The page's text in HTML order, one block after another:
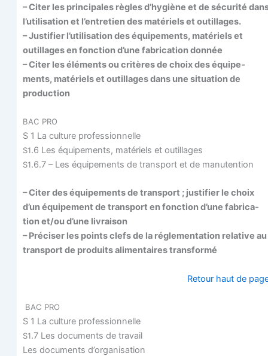
– Citer les prin­ci­pales règles d’hygiène et de sécu­ri­té
l’utilisation et l’entretien des maté­riels et outillages.
– Jus­ti­fier l’utilisation des équi­pe­ments, maté­riels et
outillages en fonc­tion d’une fabri­ca­tion donnée
– Citer les élé­ments ou cri­tères de choix des équi­pe­
ments, maté­riels et outillages dans une situa­tion de
production
BAC PRO
S 1 La culture professionnelle
S1.6 Les équi­pe­ments, maté­riels et outillages
S1.6.7 – Les équi­pe­ments de trans­port et de manutention
– Citer des équi­pe­ments de trans­port ; jus­ti­fier le choix
d’un équi­pe­ment de trans­port en fonc­tion d’une fabri­ca­
tion et/ou d’une livraison
– Pré­ci­ser les points clefs de la régle­men­ta­tion rela­tive au
trans­port de pro­duits ali­men­taires transformé
Retour haut de
BAC PRO
S 1 La culture professionnelle
S1.7 Les docu­ments de travail
Les docu­ments d’organisation